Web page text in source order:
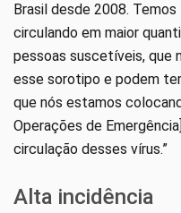
Brasil desde 2008.
circulando em maior
pessoas suscetíveis, que
esse sorotipo e podem ter
que nós estamos
Operações de
circulação desses vírus.”
Alta incidência